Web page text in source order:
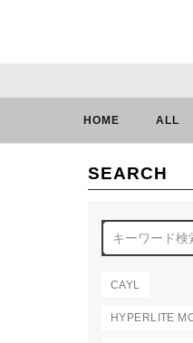
HOME ALL
SEARCH
CAYL
HYPERLITE